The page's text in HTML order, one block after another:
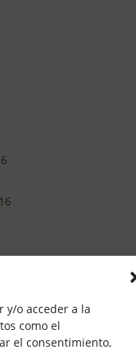
y/o acceder a la
como el
el consentimiento,